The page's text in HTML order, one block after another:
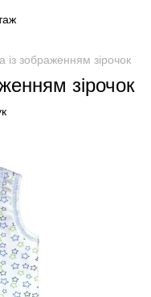
із зображенням зірочок
зірочок